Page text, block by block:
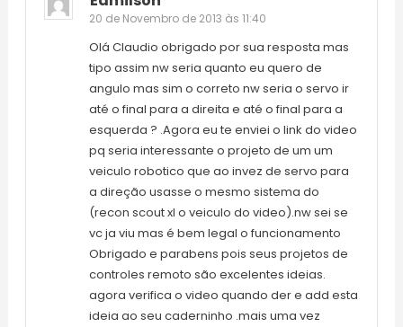
20 de Novembro de 2013 às 11:40
Olá Claudio obrigado por sua resposta mas
tipo assim nw seria quanto eu quero de
angulo mas sim o correto nw seria o servo ir
até o final para a direita e até o final para a
esquerda ? .Agora eu te enviei o link do video
pq seria interessante o projeto de um um
veiculo robotico que ao invez de servo para
a direção usasse o mesmo sistema do
(recon scout xl o veiculo do video).nw sei se
vc ja viu mas é bem legal o funcionamento
Obrigado e parabens pois seus projetos de
controles remoto são excelentes ideias.
agora verifica o video quando der e add esta
ideia ao seu caderninho .mais uma vez